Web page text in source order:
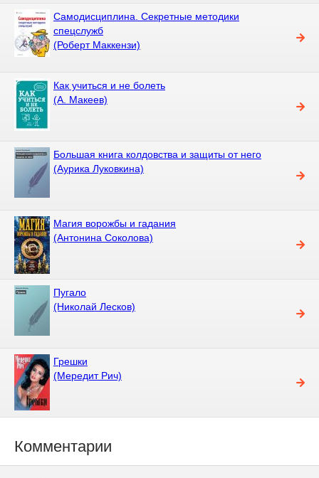
Самодисциплина. Секретные методики
спецслужб
(Роберт Маккензи)
Как учиться и не болеть
(А. Макеев)
Большая книга колдовства и защиты от него
(Аурика Луковкина)
Магия ворожбы и гадания
(Антонина Соколова)
Пугало
(Николай Лесков)
Грешки
(Мередит Рич)
Комментарии